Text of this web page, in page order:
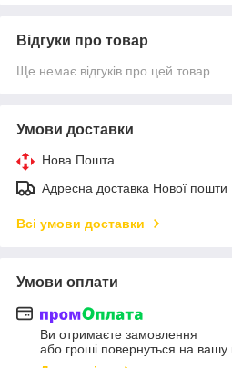
Відгуки про товар
Ще немає відгуків про цей товар
Умови доставки
Нова Пошта
Адресна доставка Нової пошти
Всі умови доставки
Умови оплати
Ви отримаєте замовлення
або гроші повернуться на вашу